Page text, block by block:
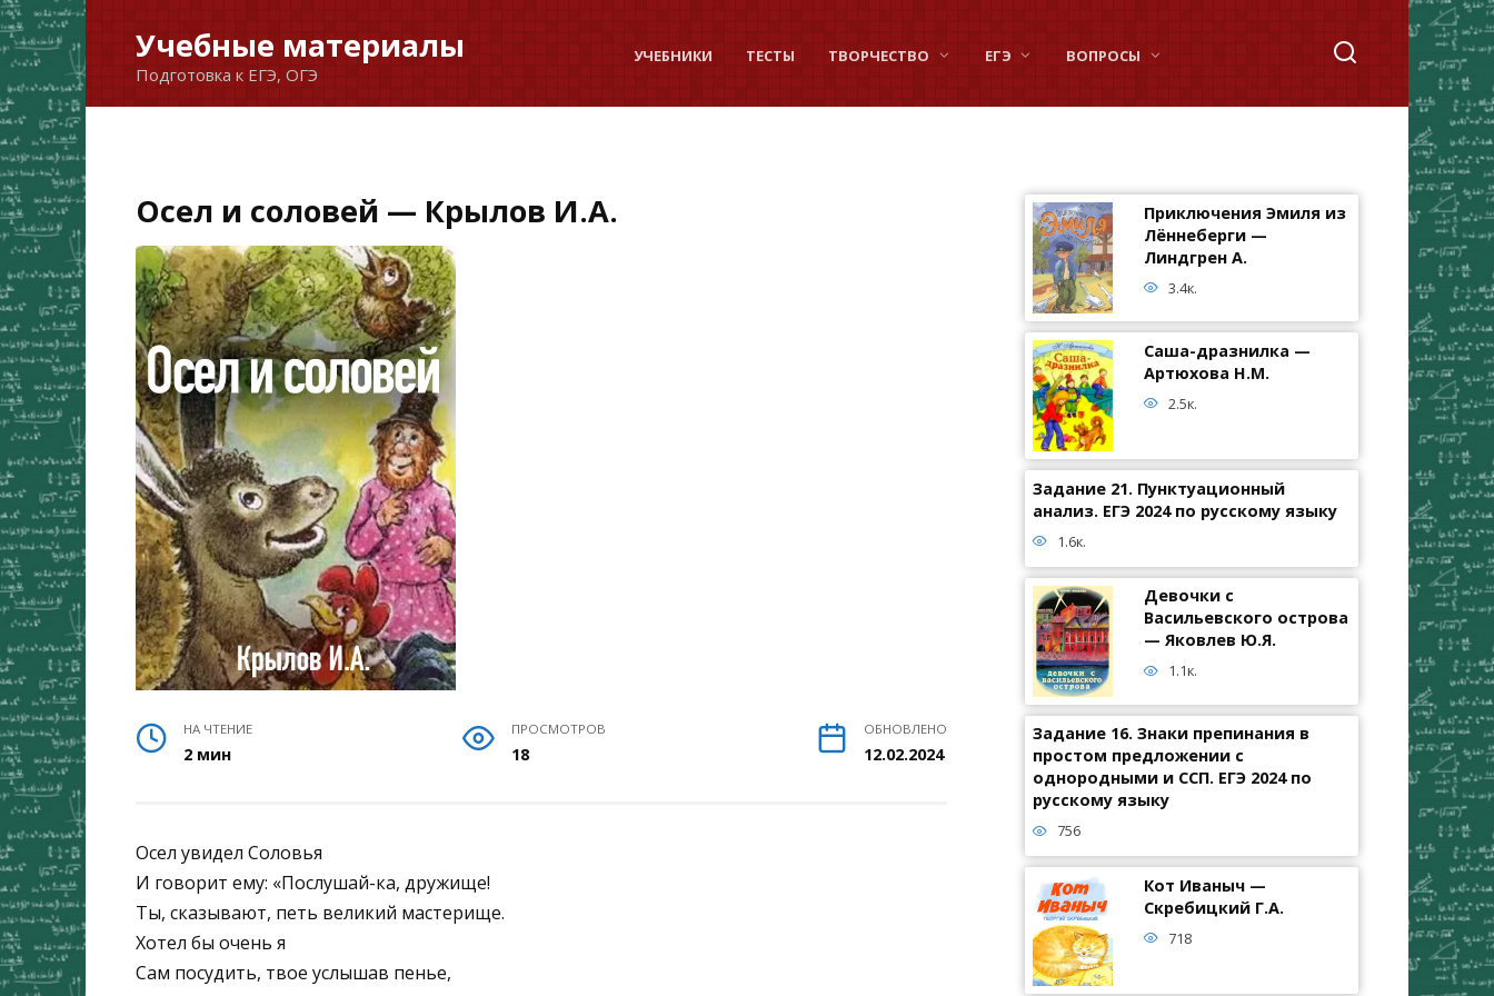
Перейти
к
содержанию
Учебные материалы
Подготовка к ЕГЭ, ОГЭ
УЧЕБНИКИ ТЕСТЫ ТВОРЧЕСТВО ЕГЭ ВОПРОСЫ
Осел и соловей — Крылов И.А.
НА ЧТЕНИЕ
2 мин
ПРОСМОТРОВ
18
ОБНОВЛЕНО
12.02.2024
Осел увидел Соловья
И говорит ему: «Послушай-ка, дружище!
Ты, сказывают, петь великий мастерище.
Хотел бы очень я
Сам посудить, твое услышав пенье,
Приключения Эмиля из
Лённеберги —
Линдгрен А.
3.4к.
Саша-дразнилка —
Артюхова Н.М.
2.5к.
Задание 21. Пунктуационный
анализ. ЕГЭ 2024 по русскому языку
1.6к.
Девочки с
Васильевского острова
— Яковлев Ю.Я.
1.1к.
Задание 16. Знаки препинания в
простом предложении с
однородными и ССП. ЕГЭ 2024 по
русскому языку
756
Кот Иваныч —
Скребицкий Г.А.
718